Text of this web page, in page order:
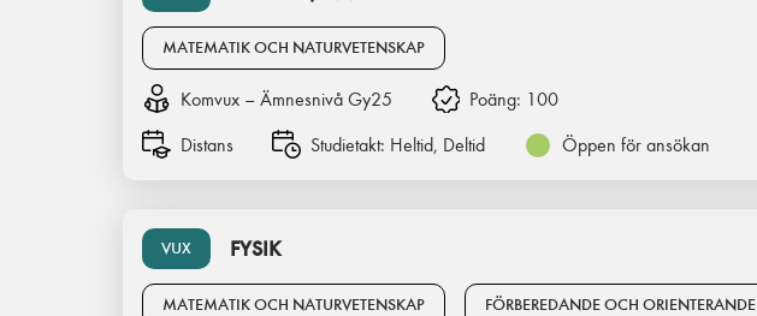
MATEMATIK OCH NATURVETENSKAP
Komvux – Ämnesnivå Gy25 Poäng: 100
Distans
Studietakt: Heltid, Deltid Öppen för ansökan
VUX FYSIK
MATEMATIK OCH NATURVETENSKAP FÖRBEREDANDE OCH ORIENTERANDE